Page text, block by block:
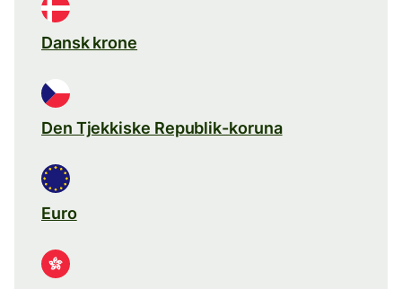
Dansk krone
Den Tjekkiske Republik-koruna
Euro